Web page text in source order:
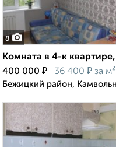
8
Комната в 4-к
400 000 ₽ 36 400 ₽ за м²
Бежицкий район,